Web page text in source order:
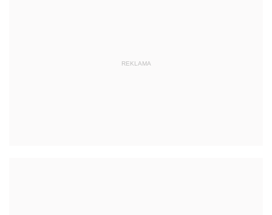
REKLAMA